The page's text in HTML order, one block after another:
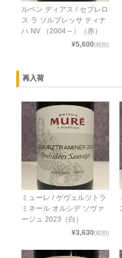
ルベン ディアス / セブレロ
ス ラ ソルプレッサ ティナ
ハ NV （2004～）（赤）
¥5,600(税別)
再入荷
ミューレ / ゲヴェルツトラ
ミネール オルシデ ソヴァ
ージュ 2023（白）
¥3,630(税別)